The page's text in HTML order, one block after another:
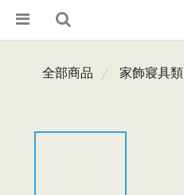
全部商品 家飾寢具類